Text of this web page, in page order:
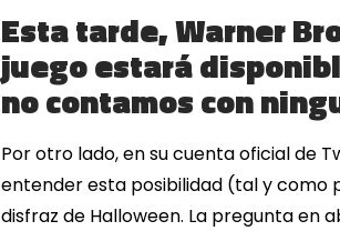
Esta tarde, Warner
juego estará
no contamos con
Por otro lado, en su cuenta oficial de
entender esta posibilidad (tal y como
disfraz de Halloween. La pregunta en